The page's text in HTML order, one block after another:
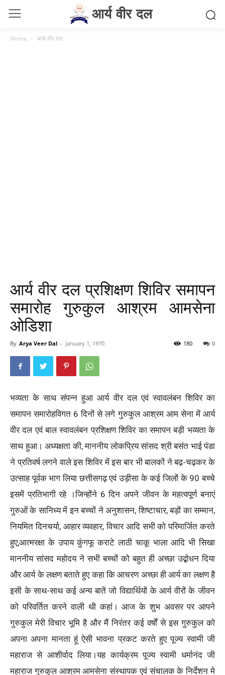
आर्य वीर दल
Home आर्य वीर दल
आर्य वीर दल प्रशिक्षण शिविर समापन
समारोह गुरुकुल आश्रम आमसेना
ओडिशा
By Arya Veer Dal - January 1, 1970 0
180
भव्यता के साथ संपन्न हुआ आर्य वीर दल एवं स्वावलंबन शिविर का
समापन समारोहविगत 6 दिनों से लगे गुरुकुल आश्रम आम सेना में आर्य
वीर दल एवं बाल स्वावलंबन प्रशिक्षण शिविर का समापन बड़ी भव्यता के
साथ हुआ। अध्यक्षता की, माननीय लोकप्रिय सांसद श्री बसंत भाई पंडा
ने प्रतिवर्ष लगने वाले इस शिविर में इस बार भी बालकों ने बढ़-चढ़कर के
उत्साह पूर्वक भाग लिया छत्तीसगढ़ एवं उड़ीसा के कई जिलों के 90 बच्चे
इसमें प्रतिभागी रहे ।जिन्होंने 6 दिन अपने जीवन के महत्वपूर्ण बनाएं
गुरुओं के सानिध्य में इन बच्चों ने अनुशासन, शिष्टाचार, बड़ों का सम्मान,
नियमित दिनचर्या, आहार व्यवहार, विचार आदि सभी को परिमार्जित करते
हुए,आत्मरक्षा के उपाय कुंगफू कराटे लाठी चाकू भाला आदि भी सिखा
माननीय सांसद महोदय ने सभी बच्चों को बहुत ही अच्छा उद्बोधन दिया
और आर्य के लक्षण बताते हुए कहा कि आचरण अच्छा ही आर्य का लक्षण है
इसी के साथ-साथ कई अन्य बातें जो विद्यार्थियों के आर्य वीरों के जीवन
को परिवर्तित करने वाली थी कहां। आज के शुभ अवसर पर आपने
गुरुकुल मेरी विचार भूमि है और मैं निरंतर कई वर्षों से इस गुरुकुल को
अपना अपना मानता हूं ऐसी भावना प्रकट करते हुए पूज्य स्वामी जी
महाराज से आशीर्वाद लिया।यह कार्यक्रम पूज्य स्वामी धर्मानंद जी
महाराज गुरुकुल आश्रम आमसेना संस्थापक एवं संचालक के निर्देशन मे